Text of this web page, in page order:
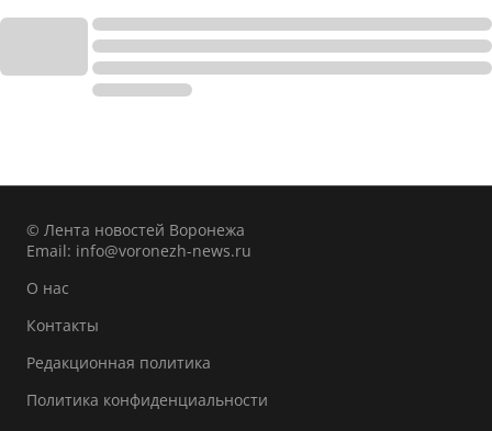
© Лента новостей Воронежа
Email: info@voronezh-news.ru
О нас
Контакты
Редакционная политика
Политика конфиденциальности